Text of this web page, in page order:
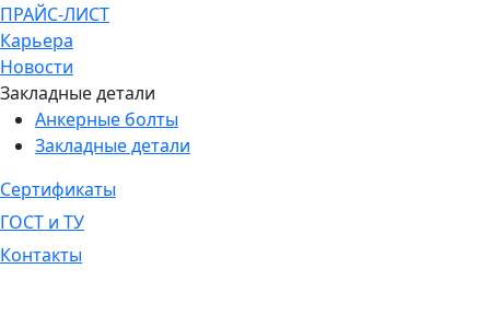
ПРАЙС-ЛИСТ
Карьера
Новости
Закладные детали
Анкерные болты
Закладные детали
Сертификаты
ГОСТ и ТУ
Контакты